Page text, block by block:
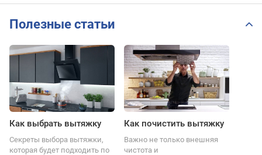
Полезные статьи
Как выбрать вытяжку
Секреты выбора вытяжки,
которая будет подходить по
Как почистить вытяжку
Важно не только внешняя
чистота и